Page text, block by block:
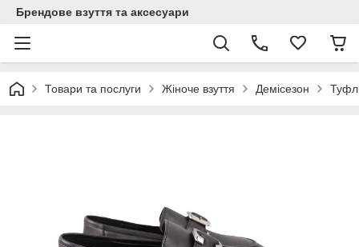
Брендове взуття та аксесуари
Товари та послуги Жіноче взуття Демісезон